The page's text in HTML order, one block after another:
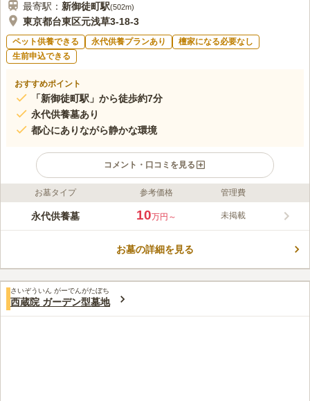
最寄駅： 新御徒町駅(502m)
東京都台東区元浅草3-18-3
ペット供養できる 永代供養プランあり
檀家になる必要なし
生前申込できる
おすすめポイント
「新御徒町駅」から徒歩約7分
永代供養墓あり
都心にありながら静かな環境
コメント・口コミを見る
ライフドット編集部のコメント
東京都台東区元浅草にある真宗高田派本行寺にある永代供養墓で
す。 こちらの永代供養墓はペット共葬が可能となっているの
アクセスしやすいです。
口コミ評価
この霊園はまだ誰からも評価されていません。
お墓タイプ 参考価格 管理費
永代供養墓 10万円～ 未掲載
お墓の詳細を見る
さいぞういん がーでんがたぼち
西蔵院 ガーデン型墓地